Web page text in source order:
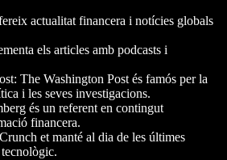
actualitat financera i notícies globals
els articles amb podcasts i
The Washington Post és famós per la
i les seves investigacions.
és un referent en contingut
financera.
et manté al dia de les últimes